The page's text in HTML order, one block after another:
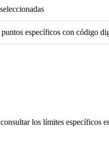
específicos con código
los límites específicos